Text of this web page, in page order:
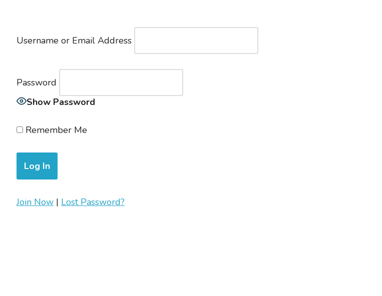
Username or Email Address
Password
Show Password
Remember Me
Join Now | Lost Password?